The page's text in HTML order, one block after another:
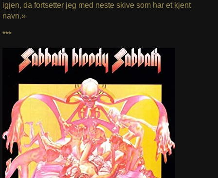
igjen, da fortsetter jeg med neste skive som har et kjent
navn.»
***